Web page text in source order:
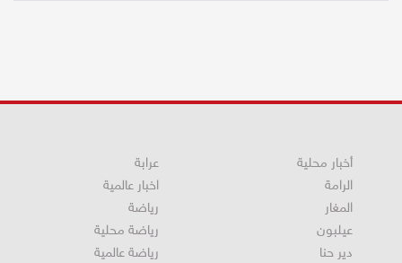
أخبار محلية
الرامة
المغار
عيلبون
دير حنا
عرابة
اخبار عالمية
رياضة
رياضة محلية
رياضة عالمية